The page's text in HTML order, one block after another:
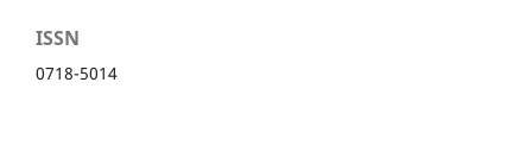
ISSN
0718-5014